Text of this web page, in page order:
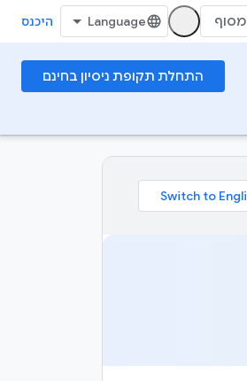
מסוף היכנס
התחלת תקופת ניסיון בחינם